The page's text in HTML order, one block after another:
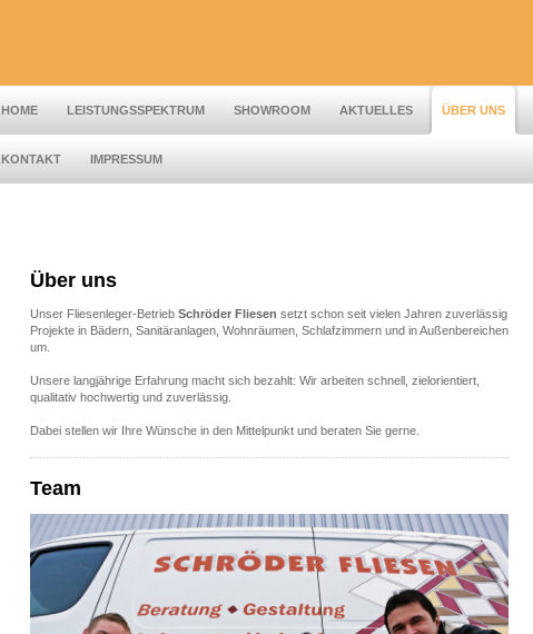
HOME LEISTUNGSSPEKTRUM SHOWROOM AKTUELLES ÜBER UNS
KONTAKT IMPRESSUM
Über uns
Unser Fliesenleger-Betrieb Schröder Fliesen setzt schon seit vielen Jahren zuverlässig
Projekte in Bädern, Sanitäranlagen, Wohnräumen, Schlafzimmern und in Außenbereichen
um.
Unsere langjährige Erfahrung macht sich bezahlt: Wir arbeiten schnell, zielorientiert,
qualitativ hochwertig und zuverlässig.
Dabei stellen wir Ihre Wünsche in den Mittelpunkt und beraten Sie gerne.
Team